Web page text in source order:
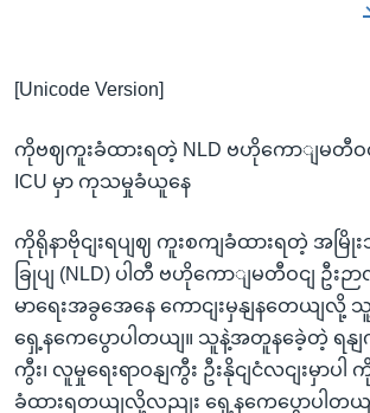
[Unicode Version]
ကိုဗဈကူးခံထားရတဲ့ NLD ဗဟိုကောျမတီဝငျ
ICU မှာ ကုသမှုခံယူနေ
ကိုရိုနာဗိုငျးရပျဈ ကူးစကျခံထားရတဲ့ အမြို
ခြုပျ (NLD) ပါတီ ဗဟိုကောျမတီဝငျ ဦးဉာ
မာရေးအခွအေနေ ကောငျးမှနျနတေယျလို့
ရှေ့နကေပွောပါတယျ။ သူနဲ့အတူနခေဲ့တဲ့ ရနျ
ကွီး၊ လူမှုရေးရာဝနျကွီး ဦးနိုငျငံလငျးမှာပ
ခံထားရတယျလို့လညျး ရှေ့နကေပွောပါတယျ